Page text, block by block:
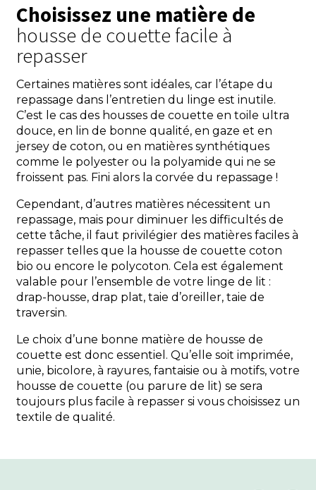
Choisissez une matière de
housse de couette facile à
repasser
Certaines matières sont idéales, car l’étape du
repassage dans l’entretien du linge est inutile.
C’est le cas des housses de couette en toile ultra
douce, en lin de bonne qualité, en gaze et en
jersey de coton, ou en matières synthétiques
comme le polyester ou la polyamide qui ne se
froissent pas. Fini alors la corvée du repassage !
Cependant, d’autres matières nécessitent un
repassage, mais pour diminuer les difficultés de
cette tâche, il faut privilégier des matières faciles à
repasser telles que la housse de couette coton
bio ou encore le polycoton. Cela est également
valable pour l’ensemble de votre linge de lit :
drap-housse, drap plat, taie d’oreiller, taie de
traversin.
Le choix d’une bonne matière de housse de
couette est donc essentiel. Qu’elle soit imprimée,
unie, bicolore, à rayures, fantaisie ou à motifs, votre
housse de couette (ou parure de lit) se sera
toujours plus facile à repasser si vous choisissez un
textile de qualité.